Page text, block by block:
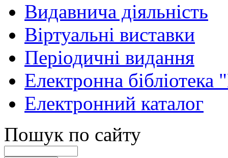
Видавнича діяльність
Віртуальні виставки
Періодичні видання
Електронна
Електронний каталог
Пошук по сайту